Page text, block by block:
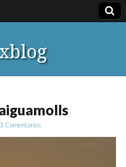
3 Comentarios